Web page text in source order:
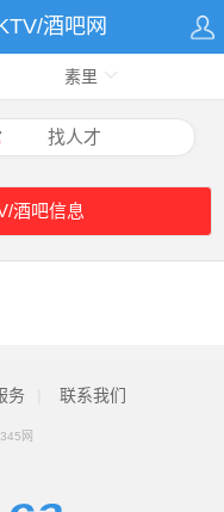
酒吧网
素里
找人才
酒吧信息
务 联系我们
网